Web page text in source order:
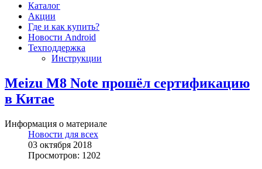
Каталог
Акции
Где и как купить?
Новости Android
Техподдержка
Инструкции
Meizu M8 Note прошёл сертификацию
в Китае
Информация о материале
Новости для всех
03 октября 2018
Просмотров: 1202